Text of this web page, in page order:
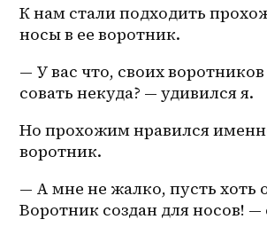
К нам стали подходить
носы в ее воротник.
— У вас что, своих
совать некуда? — удивился я.
Но прохожим нравился
воротник.
— А мне не жалко, пусть хоть
Воротник создан для носов! —